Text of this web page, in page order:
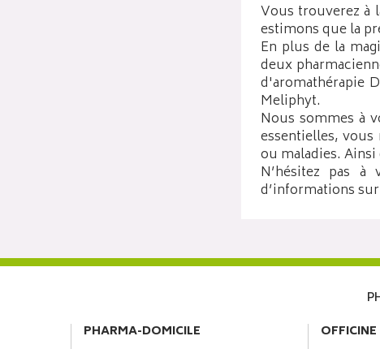
Vous trouverez à
estimons que la
En plus de la
deux
d'aromathérapie
Meliphyt.
Nous sommes à
essentielles,
ou maladies.
N’hésitez pas
d’informations
PHARMA-DOMICILE
OFFICINE